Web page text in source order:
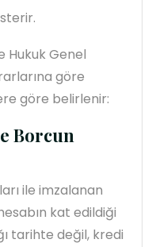
Hukuk Genel
göre
göre belirlenir:
Borcun
ile imzalanan
kat edildiği
tarihte değil, kredi